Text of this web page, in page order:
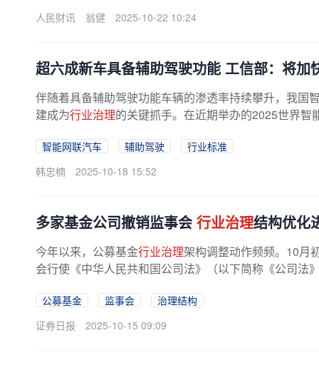
人民财讯
翁健 2025-10-22 10:24
超六成新车具备辅助驾驶功能 工信部：将加
伴随着具备辅助驾驶功能车辆的渗透率持续攀升，我国
建成为行业治理的关键抓手。在近期举办的2025世界
智能网联汽车 辅助驾驶
行业标准
韩忠楠
2025-10-18 15:52
多家基金公司撤销监事会 行业治理结构优化
今年以来，公募基金行业治理架构调整动作频频。10月
会行使《中华人民共和国公司法》（以下简称《公司法
公募基金 监事会
治理结构
证券日报
2025-10-15 09:09